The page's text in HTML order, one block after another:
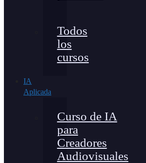
Todos
los
cursos
IA
Aplicada
Curso de IA
para
Creadores
Audiovisuales